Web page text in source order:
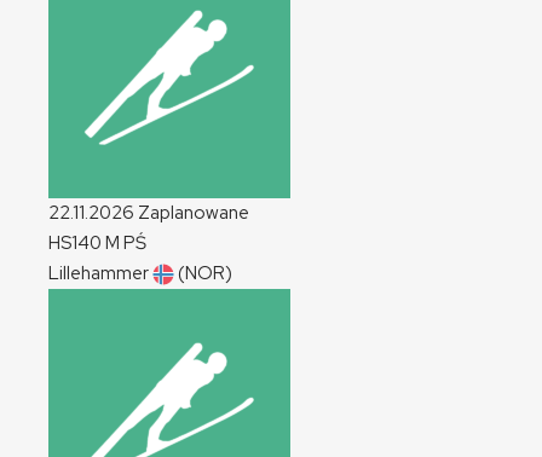
22.11.2026 Zaplanowane
HS140 M PŚ
Lillehammer
(NOR)